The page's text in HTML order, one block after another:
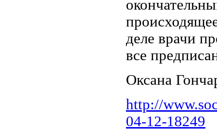
деле врачи
все
Оксана
http://
04-12-18249